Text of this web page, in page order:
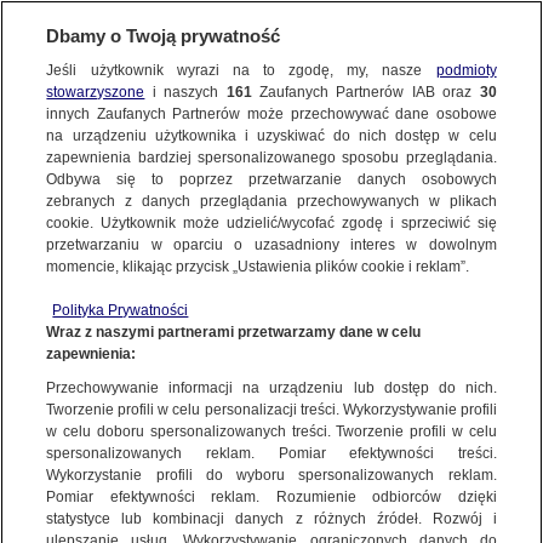
WARSZAWA
NAJNOWSZE
Siedem osób oskarżonych po wybuchu
w głównym zakładzie produkcyjnym Orlenu
4.07.2024, 14:41
Dbamy o Twoją prywatność
Jeśli użytkownik wyrazi na to zgodę, my, nasze podmioty
stowarzyszone i naszych 161Zaufanych Partnerów IAB oraz 30
innych Zaufanych Partnerów może przechowywać dane osobowe
na urządzeniu użytkownika i uzyskiwać do nich dostęp w celu
zapewnienia bardziej spersonalizowanego sposobu przeglądania.
Odbywa się to poprzez przetwarzanie danych osobowych
zebranych z danych przeglądania przechowywanych w plikach
cookie. Użytkownik może udzielić/wycofać zgodę i sprzeciwić się
przetwarzaniu w oparciu o uzasadniony interes w dowolnym
momencie, klikając przycisk „Ustawienia plików cookie i reklam”.
Polityka Prywatności
Wraz z naszymi partnerami przetwarzamy dane w celu
zapewnienia:
Przechowywanie informacji na urządzeniu lub dostęp do nich.
Tworzenie profili w celu personalizacji treści. Wykorzystywanie profili
w celu doboru spersonalizowanych treści. Tworzenie profili w celu
spersonalizowanych reklam. Pomiar efektywności treści.
Wykorzystanie profili do wyboru spersonalizowanych reklam.
Pomiar efektywności reklam. Rozumienie odbiorców dzięki
statystyce lub kombinacji danych z różnych źródeł. Rozwój i